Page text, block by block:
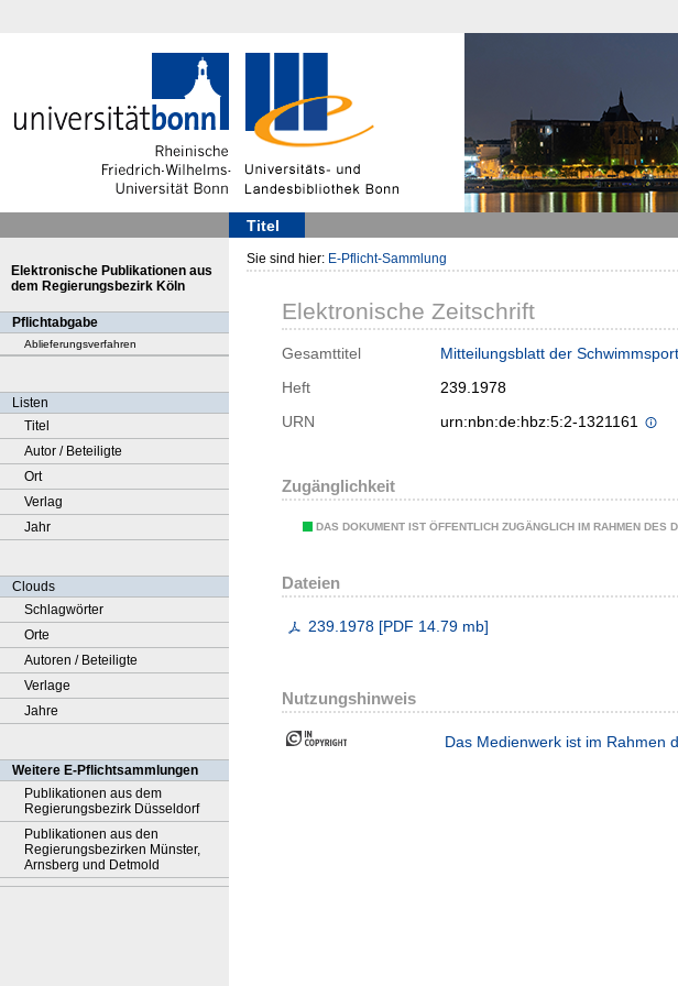
Titel
Elektronische Publikationen aus
dem Regierungsbezirk Köln
Pflichtabgabe
Ablieferungsverfahren
Listen
Titel
Autor / Beteiligte
Ort
Verlag
Jahr
Clouds
Schlagwörter
Orte
Autoren / Beteiligte
Verlage
Jahre
Weitere E-Pflichtsammlungen
Publikationen aus dem
Regierungsbezirk Düsseldorf
Publikationen aus den
Regierungsbezirken Münster,
Arnsberg und Detmold
Sie sind hier: E-Pflicht-Sammlung
Elektronische Zeitschrift
Gesamttitel
Mitteilungsblatt der
Heft
239.1978
URN
urn:nbn:de:hbz:5:2-1321161
Zugänglichkeit
DAS DOKUMENT IST ÖFFENTLICH ZUGÄNGLICH IM RAHMEN DES
Dateien
239.1978 [PDF 14.79 mb]
Nutzungshinweis
Das Medienwerk ist im Rahmen